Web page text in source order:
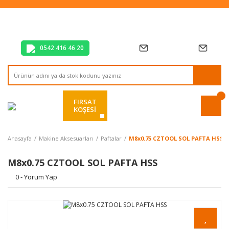
Tüm Alışverişlerde Vade Farksız 2 Taksit!
0542 416 46 20
FIRSAT
KÖŞESİ
Anasayfa Makine Aksesuarları Paftalar M8x0.75 CZTOOL SOL PAFTA HSS
M8x0.75 CZTOOL SOL PAFTA HSS
0 - Yorum Yap